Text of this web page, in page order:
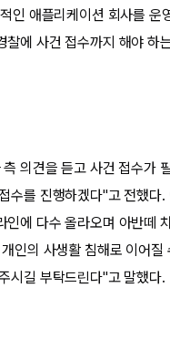
인 애플리케이션 회사를 운
찰에 사건 접수까지 해야 하
의견을 듣고 사건 접수가
수를 진행하겠다"고 전했다
인에 다수 올라오며 아반떼
인의 사생활 침해로 이어질
시길 부탁드린다"고 말했다.